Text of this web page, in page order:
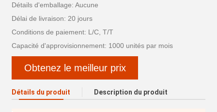
Détails d'emballage: Aucune
Délai de livraison: 20 jours
Conditions de paiement: L/C, T/T
Capacité d'approvisionnement: 1000 unités par mois
Obtenez le meilleur prix
Détails du produit Description du produit